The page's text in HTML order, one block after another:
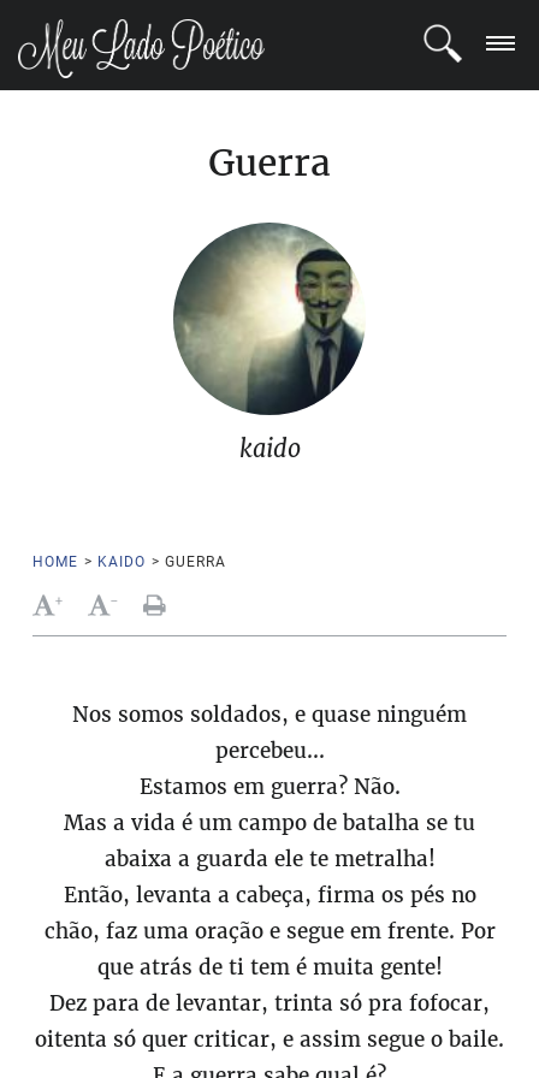
Guerra
kaido
HOME > KAIDO > GUERRA
+ -
Nos somos soldados, e quase ninguém
percebeu...
Estamos em guerra? Não.
Mas a vida é um campo de batalha se tu
abaixa a guarda ele te metralha!
Então, levanta a cabeça, firma os pés no
chão, faz uma oração e segue em frente. Por
que atrás de ti tem é muita gente!
Dez para de levantar, trinta só pra fofocar,
oitenta só quer criticar, e assim segue o baile.